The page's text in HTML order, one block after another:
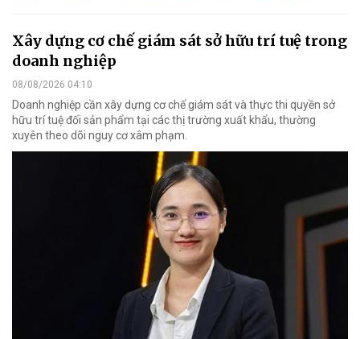
Xây dựng cơ chế giám sát sở hữu trí tuệ trong
doanh nghiệp
08/08/2026 04:10
Doanh nghiệp cần xây dựng cơ chế giám sát và thực thi quyền sở
hữu trí tuệ đối sản phẩm tại các thị trường xuất khẩu, thường
xuyên theo dõi nguy cơ xâm phạm.